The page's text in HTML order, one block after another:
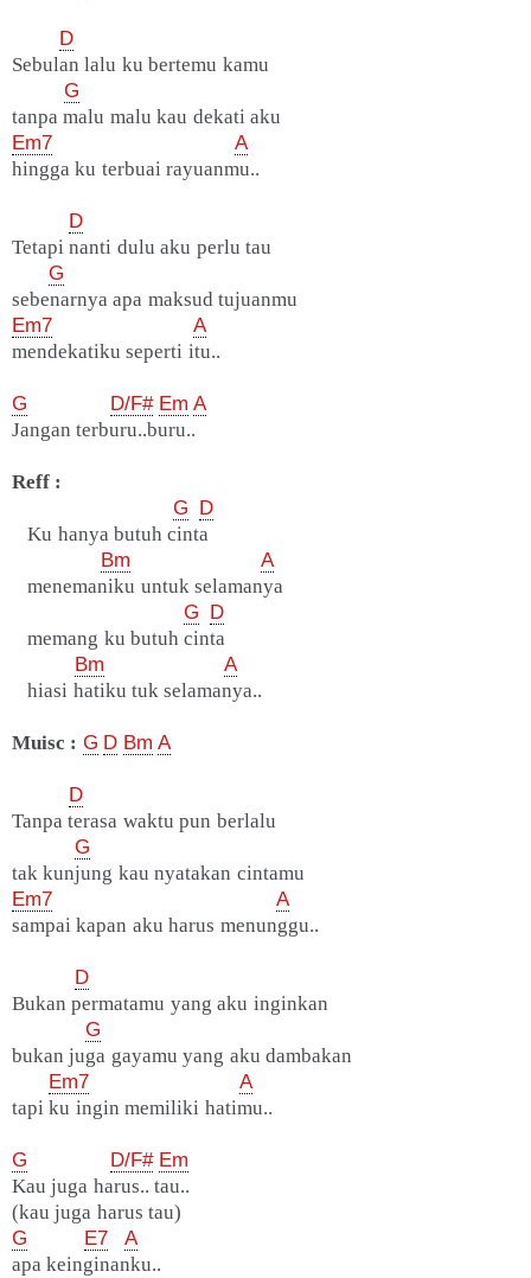
D
Sebulan lalu ku bertemu kamu
G
tanpa malu malu kau dekati aku
Em7
A
hingga ku terbuai rayuanmu..
D
Tetapi nanti dulu aku perlu tau
G
sebenarnya apa maksud tujuanmu
Em7
A
mendekatiku seperti itu..
G D/F# Em A
Jangan terburu..buru..
Reff :
G D
Ku hanya butuh cinta
Bm
A
menemaniku untuk selamanya
G D
memang ku butuh cinta
Bm
A
hiasi hatiku tuk selamanya..
Muisc : G D Bm A
D
Tanpa terasa waktu pun berlalu
G
tak kunjung kau nyatakan cintamu
Em7
A
sampai kapan aku harus menunggu..
D
Bukan permatamu yang aku inginkan
G
bukan juga gayamu yang aku dambakan
Em7
A
tapi ku ingin memiliki hatimu..
G D/F# Em
Kau juga harus.. tau..
(kau juga harus tau)
G
E7
A
apa keinginanku..